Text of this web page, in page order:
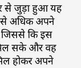
से जुड़ा हुआ यह
अधिक अपने
जिससे कि इस
सके और वह
होकर अपने